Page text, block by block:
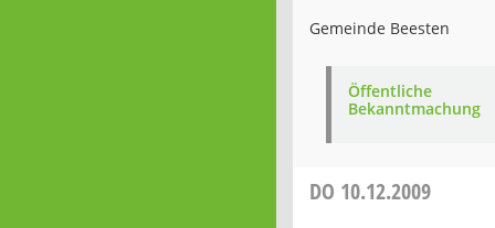
Gemeinde Beesten
Öffentliche
Bekanntmachung
DO 10.12.2009